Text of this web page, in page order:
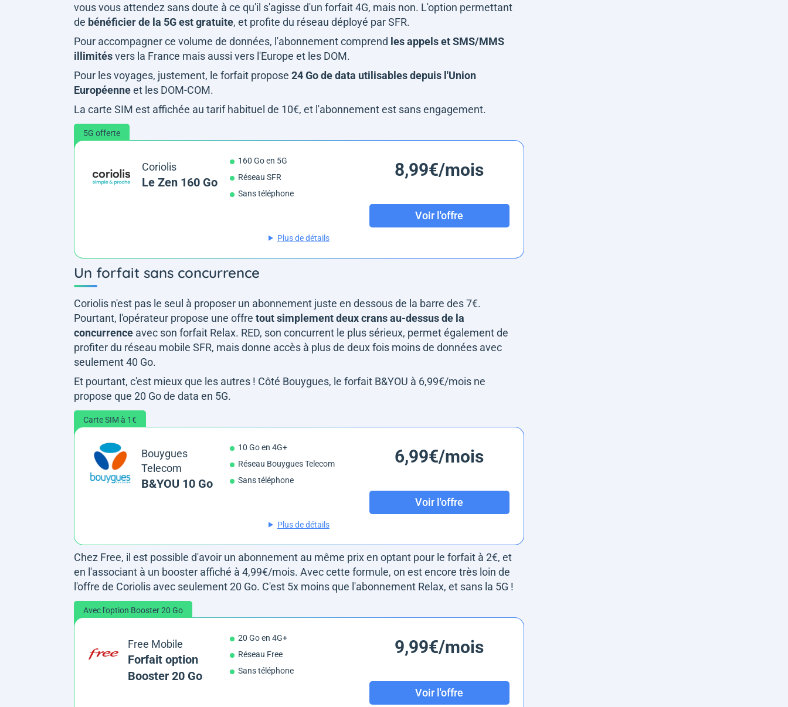
vous vous attendez sans doute à ce qu'il s'agisse d'un forfait 4G, mais non. L'option permettant
de bénéficier de la 5G est gratuite, et profite du réseau déployé par SFR.
Pour accompagner ce volume de données, l'abonnement comprend les appels et SMS/MMS
illimitésvers la France mais aussi vers l'Europe et les DOM.
Pour les voyages, justement, le forfait propose 24 Go de data utilisables depuis l'Union
Européenneet les DOM-COM.
La carte SIM est affichée au tarif habituel de 10€, et l'abonnement est sans engagement.
5G offerte
Coriolis
Le Zen 160 Go
160 Go en 5G
Réseau SFR
Sans téléphone
8,99€/mois
Voir l'offre
Plus de détails
Un forfait sans concurrence
Coriolis n'est pas le seul à proposer un abonnement juste en dessous de la barre des 7€.
Pourtant, l'opérateur propose une offre tout simplement deux crans au-dessus de la
concurrence avec son forfait Relax. RED, son concurrent le plus sérieux, permet également de
profiter du réseau mobile SFR, mais donne accès à plus de deux fois moins de données avec
seulement 40 Go.
Et pourtant, c'est mieux que les autres ! Côté Bouygues, le forfait B&YOU à 6,99€/mois ne
propose que 20 Go de data en 5G.
Carte SIM à 1€
Bouygues
Telecom
B&YOU 10 Go
10 Go en 4G+
Réseau Bouygues Telecom
Sans téléphone
6,99€/mois
Voir l'offre
Plus de détails
Chez Free, il est possible d'avoir un abonnement au même prix en optant pour le forfait à 2€, et
en l'associant à un booster affiché à 4,99€/mois. Avec cette formule, on est encore très loin de
l'offre de Coriolis avec seulement 20 Go. C'est 5x moins que l'abonnement Relax, et sans la 5G !
Avec l'option Booster 20 Go
Free Mobile
Forfait option
Booster 20 Go
20 Go en 4G+
Réseau Free
Sans téléphone
9,99€/mois
Voir l'offre